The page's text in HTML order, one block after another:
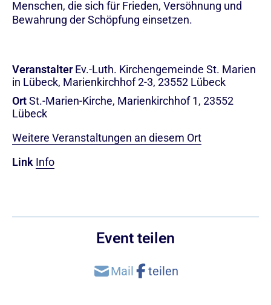
Menschen, die sich für Frieden, Versöhnung und
Bewahrung der Schöpfung einsetzen.
Veranstalter Ev.-Luth. Kirchengemeinde St. Marien
in Lübeck, Marienkirchhof 2-3, 23552 Lübeck
OrtSt.-Marien-Kirche, Marienkirchhof 1, 23552
Lübeck
Weitere Veranstaltungen an diesem Ort
Link Info
Event teilen